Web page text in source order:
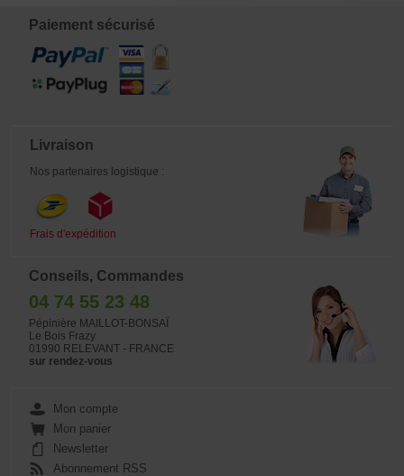
base pour débuter, une bonne idée
Paiement sécurisé
Livraison
Nos partenaires logistique :
Frais d'expédition
Conseils, Commandes
04 74 55 23 48
Pépinière MAILLOT-BONSAÏ
Le Bois Frazy
01990 RELEVANT - FRANCE
sur rendez-vous
Mon compte
Mon panier
Newsletter
Abonnement RSS